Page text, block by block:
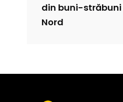
din buni-străbuni
Nord